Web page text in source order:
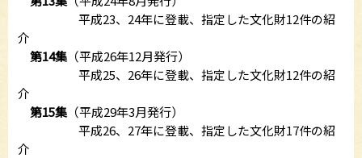
平成23、24年に登載、指定した文化財12件の紹
介
第14集 （平成26年12月発行）
平成25、26年に登載、指定した文化財12件の紹
介
第15集 （平成29年3月発行）
平成26、27年に登載、指定した文化財17件の紹
介